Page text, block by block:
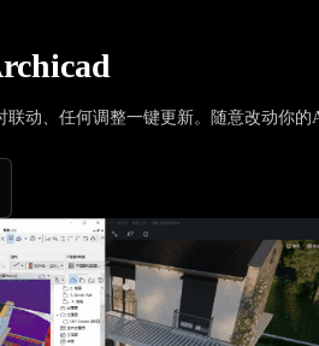
联动、任何调整一键更新。随意改动你的